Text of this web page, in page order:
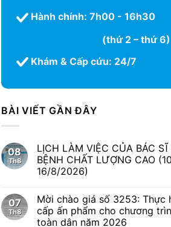
Hành chính: 7h00 - 16h30
(thứ 2 – thứ 6)
Khám & Cấp cứu: 24/7
BÀI VIẾT GẦN ĐÂY
08
Th8
LỊCH LÀM VIỆC CỦA BÁC
BỆNH CHẤT LƯỢNG CAO
16/8/2026)
07
Th8
Mời chào giá số 3253: Thực
cấp ấn phẩm cho chương
toàn dân năm 2026